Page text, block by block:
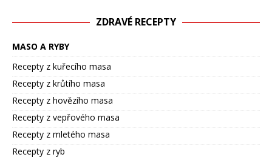
ZDRAVÉ RECEPTY
MASO A RYBY
Recepty z kuřecího masa
Recepty z krůtího masa
Recepty z hovězího masa
Recepty z vepřového masa
Recepty z mletého masa
Recepty z ryb